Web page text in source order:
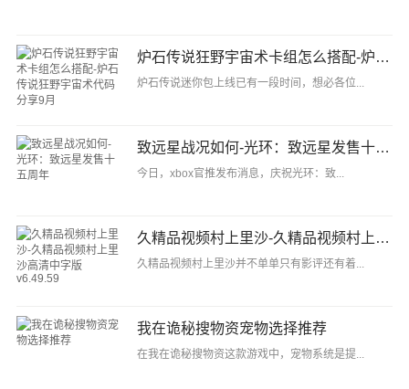
炉石传说狂野宇宙术卡组怎么搭配-炉石传说狂野宇宙术代码分享9月
炉石传说迷你包上线已有一段时间，想必各位...
致远星战况如何-光环：致远星发售十五周年
今日，xbox官推发布消息，庆祝光环：致...
久精品视频村上里沙-久精品视频村上里沙高清中字版v6.49.59
久精品视频村上里沙并不单单只有影评还有着...
我在诡秘搜物资宠物选择推荐
在我在诡秘搜物资这款游戏中，宠物系统是提...